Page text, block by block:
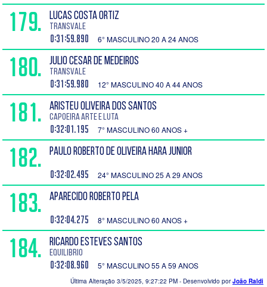
179. LUCAS COSTA ORTIZ
Transvale
0:31:59.890 6° MASCULINO 20 A 24 ANOS
180. JULIO CESAR DE MEDEIROS
Transvale
0:31:59.980 12° MASCULINO 40 A 44 ANOS
181. ARISTEU OLIVEIRA DOS SANTOS
Capoeira Arte e Luta
0:32:01.195 7° MASCULINO 60 ANOS +
182. PAULO ROBERTO DE OLIVEIRA HARA JUNIOR
0:32:02.495 24° MASCULINO 25 A 29 ANOS
183. APARECIDO ROBERTO PELA
0:32:04.275 8° MASCULINO 60 ANOS +
184. RICARDO ESTEVES SANTOS
Equilibrio
0:32:08.960 5° MASCULINO 55 A 59 ANOS
Última Alteração 3/5/2025, 9:27:22 PM - Desenvolvido porJoão Raldi